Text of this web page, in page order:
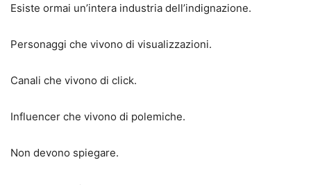
Esiste ormai un’intera industria dell’indignazione.
Personaggi che vivono di visualizzazioni.
Canali che vivono di click.
Influencer che vivono di polemiche.
Non devono spiegare.